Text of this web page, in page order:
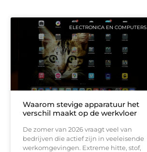
ELECTRONICA EN COMPUTERS
Waarom stevige apparatuur het
verschil maakt op de werkvloer
De zomer van 2026 vraagt veel van
bedrijven die actief zijn in veeleisende
werkomgevingen. Extreme hitte, stof,